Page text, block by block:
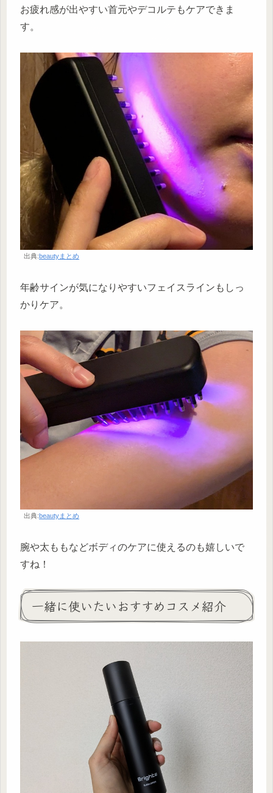
お疲れ感が出やすい首元やデコルテもケアできま
す。
出典:beautyまとめ
年齢サインが気になりやすいフェイスラインもしっ
かりケア。
出典:beautyまとめ
腕や太ももなどボディのケアに使えるのも嬉しいで
すね！
一緒に使いたいおすすめコスメ紹介